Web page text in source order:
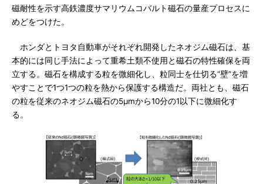
磁耐性を示す高鉄濃度サマリウムコバルト磁石の量産プロセスに
めどをつけた。
ホンダとトヨタ自動車がそれぞれ開発したネオジム磁石は、基
本的には同じ手法によって重希土類不使用と磁石の特性確保を両
立する。磁石を構成する粒を微細化し、粒同士を仕切る“壁”を増
やすことで1つ1つの粒を熱から保護する構造だ。両社とも、磁石
の粒を従来のネオジム磁石の5μmから10分の1以下に微細化す
る。